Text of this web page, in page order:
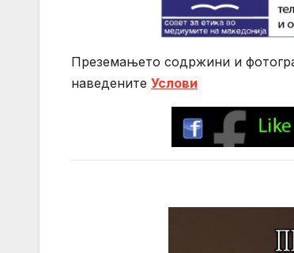
Преземањето содржини и
нaведените Услови